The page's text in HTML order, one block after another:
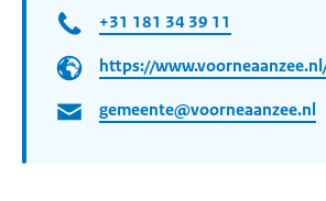
+31 181 34 39 11
https://
gemeente@voorneaanzee.nl